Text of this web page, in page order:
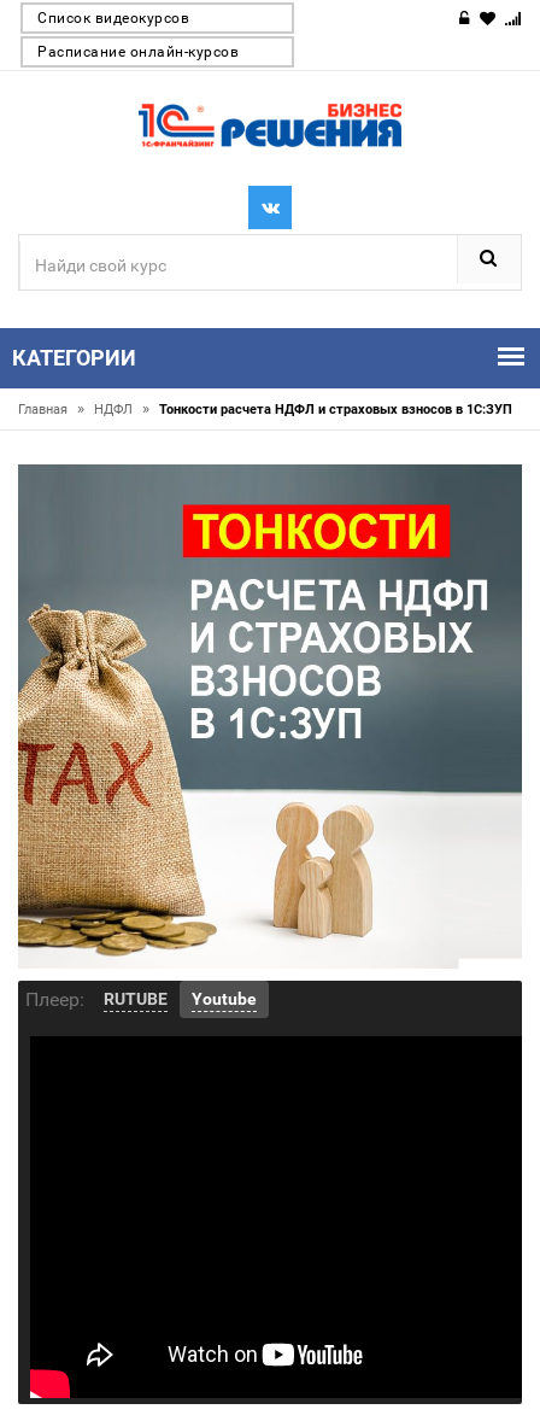
Список видеокурсов
Расписание онлайн-курсов
КАТЕГОРИИ
Главная » НДФЛ » Тонкости расчета НДФЛ и страховых взносов в 1С:ЗУП
Плеер: RUTUBE Youtube